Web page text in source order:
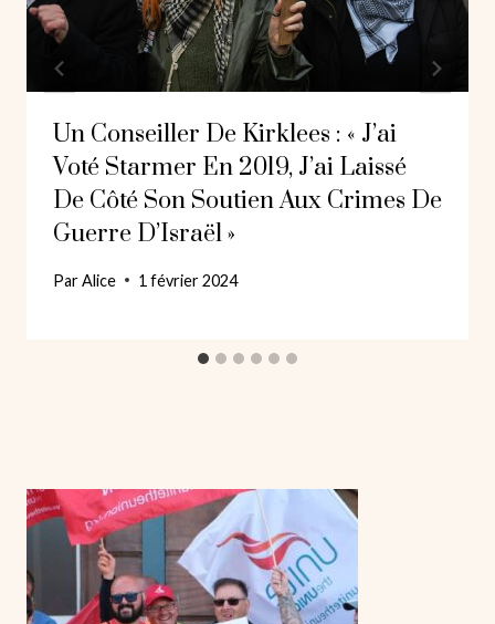
Un Conseiller De Kirklees : « J’ai
Voté Starmer En 2019, J’ai Laissé
De Côté Son Soutien Aux Crimes De
Guerre D’Israël »
ParAlice 1 février 2024